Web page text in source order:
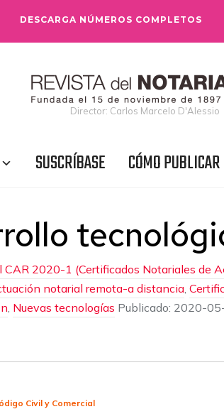
DESCARGA NÚMEROS COMPLETOS
Director: Carlos Marcelo D'Alessio
SUSCRÍBASE CÓMO PUBLICAR
CAR 2020-1 (Certificados Notariales de
notarial remota-a distancia,
, Nuevas tecnologías Publicado: 2020-
Civil y Comercial